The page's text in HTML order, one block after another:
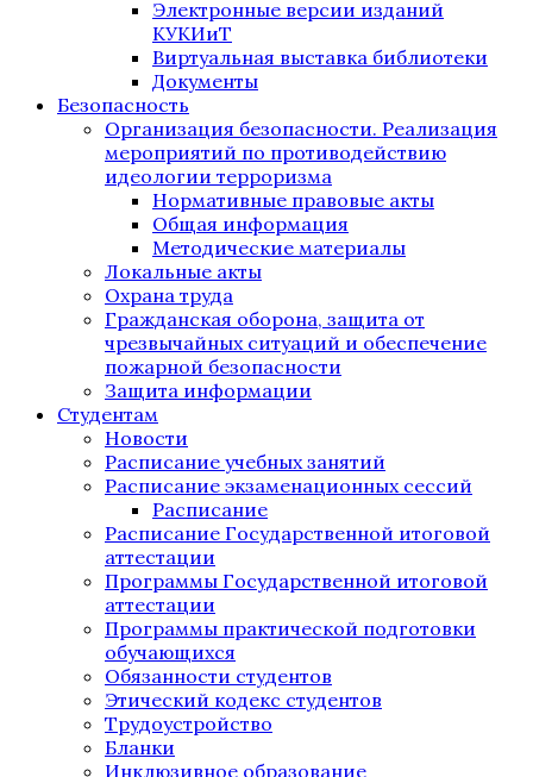
Электронные версии изданий
КУКИиТ
Виртуальная выставка библиотеки
Документы
Безопасность
Организация безопасности. Реализация
мероприятий по противодействию
идеологии терроризма
Нормативные правовые акты
Общая информация
Методические материалы
Локальные акты
Охрана труда
Гражданская оборона, защита от
чрезвычайных ситуаций и обеспечение
пожарной безопасности
Защита информации
Студентам
Новости
Расписание учебных занятий
Расписание экзаменационных сессий
Расписание
Расписание Государственной итоговой
аттестации
Программы Государственной итоговой
аттестации
Программы практической подготовки
обучающихся
Обязанности студентов
Этический кодекс студентов
Трудоустройство
Бланки
Инклюзивное образование